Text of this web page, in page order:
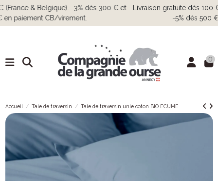
Livraison gratuite dès 100 € (France & Belgique). -3% dès 300 € et
-5% dès 500 € en paiement CB/virement.
0
Accueil Taie de traversin Taie de traversin unie coton BIO ECUME